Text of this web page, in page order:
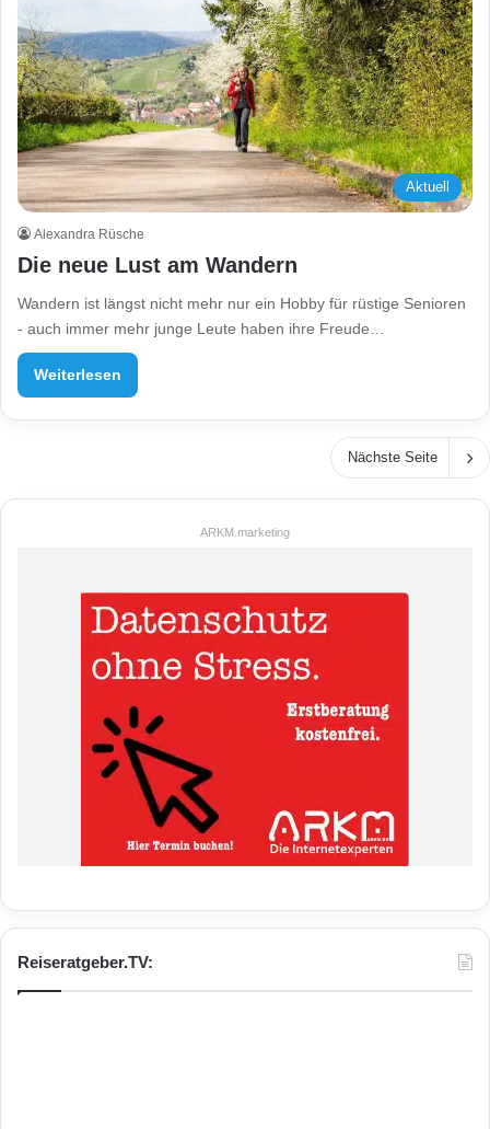
Aktuell
Alexandra Rüsche
Die neue Lust am Wandern
Wandern ist längst nicht mehr nur ein Hobby für rüstige Senioren
- auch immer mehr junge Leute haben ihre Freude…
Weiterlesen
Nächste Seite
ARKM.marketing
Reiseratgeber.TV: